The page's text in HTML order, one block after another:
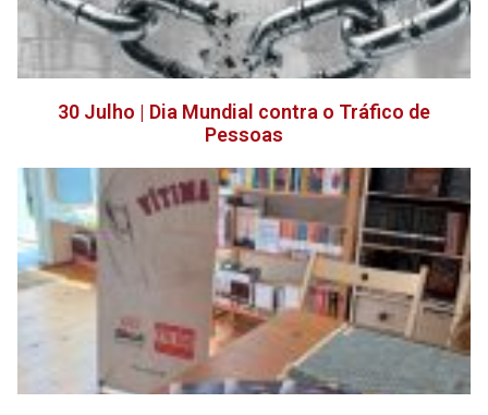
30 Julho | Dia Mundial contra o Tráfico de
Pessoas